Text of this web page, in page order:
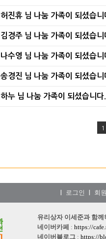
허진휴 님 나눔 가족이 되셨습니
김경주 님 나눔 가족이 되셨습니
나수영 님 나눔 가족이 되셨습니
송경진 님 나눔 가족이 되셨습니
하누 님 나눔 가족이 되셨습니다.
1
로그인 회
유리상자 이세준과 함께
네이버카페
: https://
네이버블로그 : https://